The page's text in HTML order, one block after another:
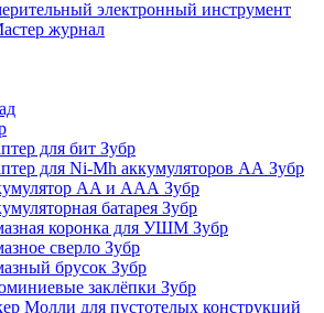
электронный инструмент
журнал
для бит Зубр
для Ni-Mh аккумуляторов АА Зубр
AA и ААА Зубр
батарея Зубр
коронка для УШМ Зубр
сверло Зубр
брусок Зубр
заклёпки Зубр
Молли для пустотелых конструкций